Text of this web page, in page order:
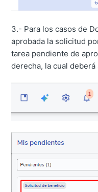
3.- Para los casos de
aprobada la solicitud
tarea pendiente de
derecha, la cual deberá